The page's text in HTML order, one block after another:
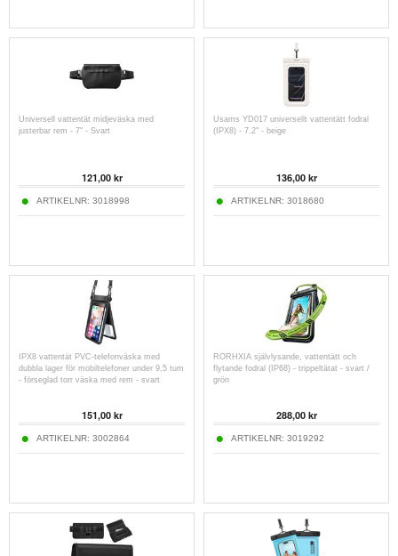
Universell vattentät midjeväska med
justerbar rem - 7" - Svart
121,00kr
ARTIKELNR: 3018998
Usams YD017 universellt vattentätt fodral
(IPX8) - 7.2" - beige
136,00kr
ARTIKELNR: 3018680
IPX8 vattentät PVC-telefonväska med
dubbla lager för mobiltelefoner under 9,5 tum
- förseglad torr väska med rem - svart
151,00kr
ARTIKELNR: 3002864
RORHXIA självlysande, vattentätt och
flytande fodral (IP68) - trippeltätat - svart /
grön
288,00kr
ARTIKELNR: 3019292